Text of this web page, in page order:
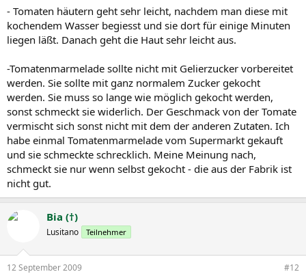
- Tomaten häutern geht sehr leicht, nachdem man diese mit
kochendem Wasser begiesst und sie dort für einige Minuten
liegen läßt. Danach geht die Haut sehr leicht aus.
-Tomatenmarmelade sollte nicht mit Gelierzucker vorbereitet
werden. Sie sollte mit ganz normalem Zucker gekocht
werden. Sie muss so lange wie möglich gekocht werden,
sonst schmeckt sie widerlich. Der Geschmack von der Tomate
vermischt sich sonst nicht mit dem der anderen Zutaten. Ich
habe einmal Tomatenmarmelade vom Supermarkt gekauft
und sie schmeckte schrecklich. Meine Meinung nach,
schmeckt sie nur wenn selbst gekocht - die aus der Fabrik ist
nicht gut.
Bia (†)
Lusitano Teilnehmer
12 September 2009 #12